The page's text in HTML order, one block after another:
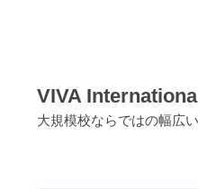
VIVA
大規模校ならではの幅広